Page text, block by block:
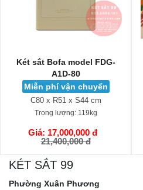
Két sắt Bofa model FDG-
A1D-80
Miễn phí vận chuyển
C80 x R51 x S44 cm
Trọng lượng:119kg
Giá: 17,000,000 đ
21,400,000 đ
GIỎ HÀNG
KÉT SẮT 99
Phường Xuân Phương